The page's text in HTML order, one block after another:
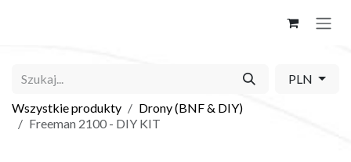
PLN
Wszystkie produkty
Drony (BNF & DIY)
Freeman 2100 - DIY KIT